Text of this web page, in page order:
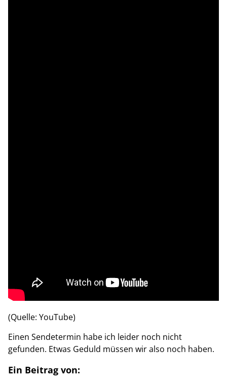
(Quelle: YouTube)
Einen Sendetermin habe ich leider noch nicht
gefunden. Etwas Geduld müssen wir also noch haben.
Ein Beitrag von: